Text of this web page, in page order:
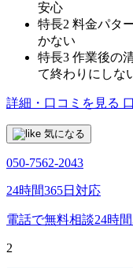
安心
特長2 料金パタ
かない
特長3 作業後の
て終わりにしな
詳細・口コミを見る
気になる
050-7562-2043
24時間365日対応
電話で無料相談24時
2